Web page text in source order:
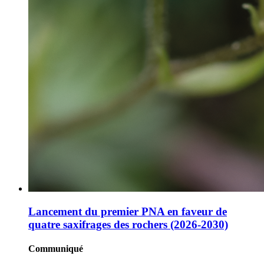
Lancement du premier PNA en faveur de
quatre saxifrages des rochers (2026-2030)
Communiqué